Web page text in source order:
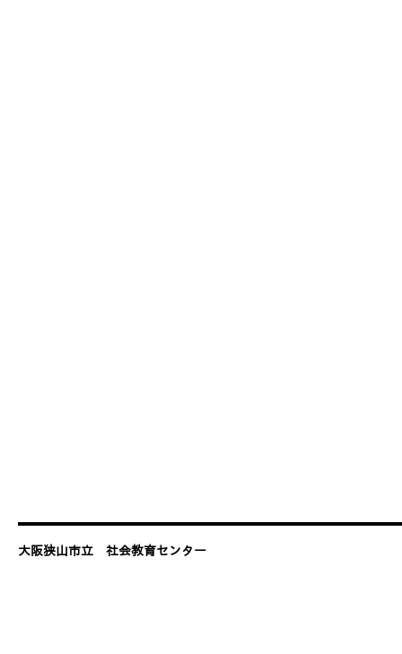
大阪狭山市立 社会教育センター